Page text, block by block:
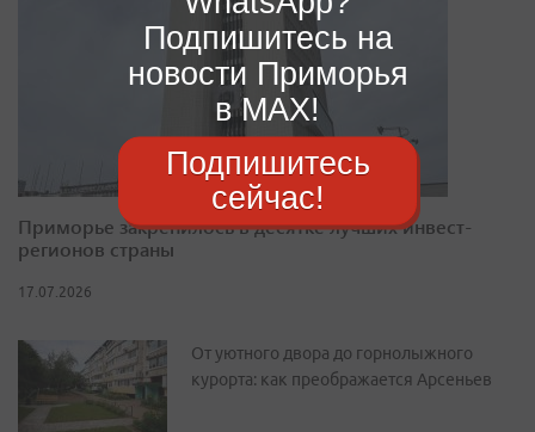
Приморье закрепилось в десятке лучших инвест-
регионов страны
17.07.2026
От уютного двора до горнолыжного
курорта: как преображается Арсеньев
Подпишитесь на
новости Приморья
в MAX!
Подпишитесь
сейчас!